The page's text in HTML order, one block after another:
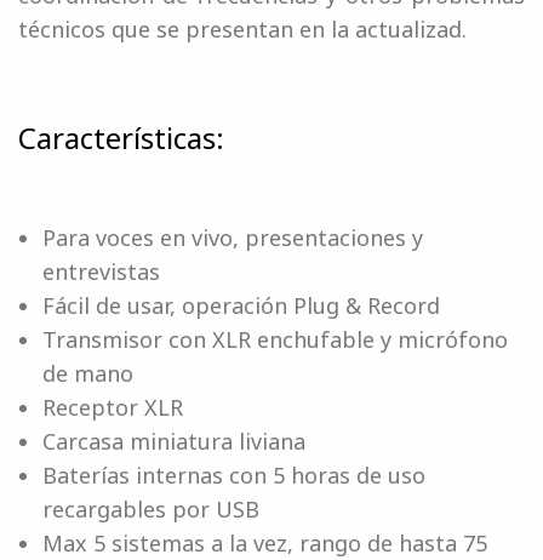
técnicos que se presentan en la actualizad.
Características:
Para voces en vivo, presentaciones y
entrevistas
Fácil de usar, operación Plug & Record
Transmisor con XLR enchufable y micrófono
de mano
Receptor XLR
Carcasa miniatura liviana
Baterías internas con 5 horas de uso
recargables por USB
Max 5 sistemas a la vez, rango de hasta 75